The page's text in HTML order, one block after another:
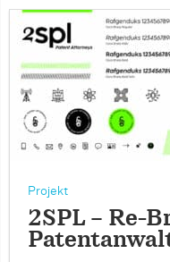
Projekt
2SPL – Re-